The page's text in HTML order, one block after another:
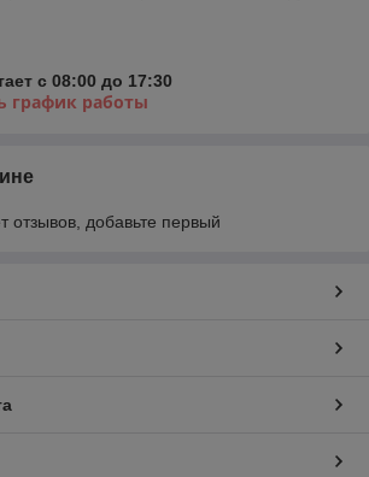
с 08:00 до 17:30
график работы
отзывов, добавьте первый